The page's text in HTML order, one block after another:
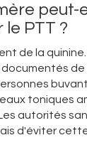
peut-
PTT ?
de la quinine.
de
toniques
autorités
d'éviter